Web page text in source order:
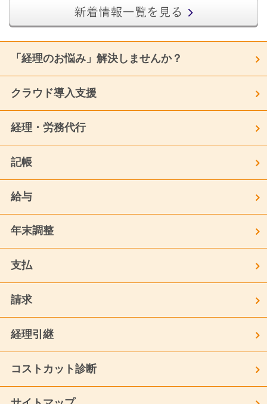
「経理のお悩み」解決しませんか？
クラウド導入支援
経理・労務代行
記帳
給与
年末調整
支払
請求
経理引継
コストカット診断